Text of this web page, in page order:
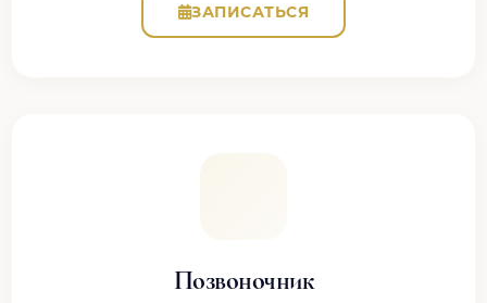
ЗАПИСАТЬСЯ
Позвоночник